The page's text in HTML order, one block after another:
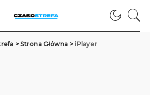
>Strona Główna >iPlayer